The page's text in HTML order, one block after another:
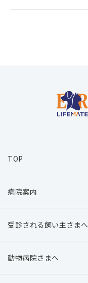
TOP
病院案内
受診される飼い主さまへ
動物病院さまへ